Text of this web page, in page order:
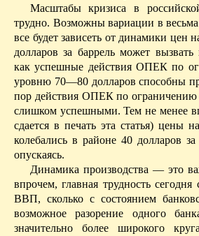
Масштабы кризиса в
трудно. Возможны вариации в
все будет зависеть от динамики
долларов за баррель может вызвать
как успешные действия ОПЕК по
уровню 70—80 долларов способны
пор действия ОПЕК по
слишком успешными. Тем не менее
сдается в печать эта статья) цены
колебались в районе 40 долларов
опускаясь.­
Динамика производства — это
впрочем, главная трудность
ВВП, сколько с состоянием
возможное разорение одного
значительно более широкого